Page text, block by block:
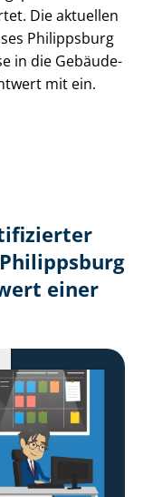
Die aktuellen
Philippsburg
in die Ge­bäu­de­
mit ein.
einer